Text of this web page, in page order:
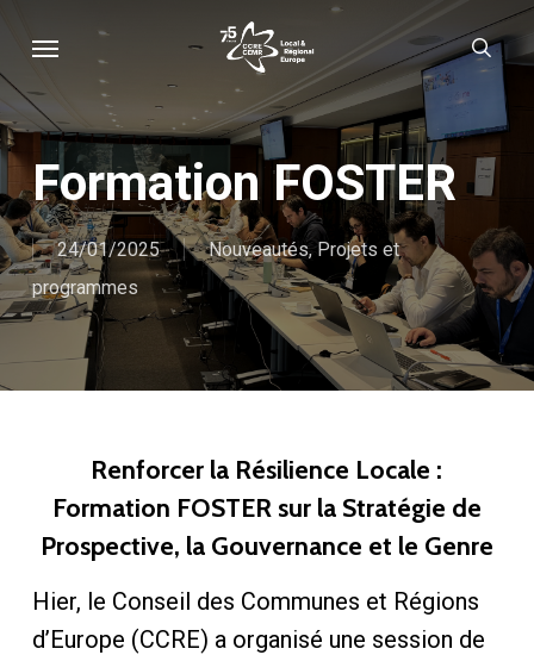
main
content
Formation FOSTER
24/01/2025 Nouveautés,Projets et
programmes
Renforcer la Résilience Locale :
Formation FOSTER sur la Stratégie de
Prospective, la Gouvernance et le Genre
Hier, le Conseil des Communes et Régions
d’Europe (CCRE) a organisé une session de